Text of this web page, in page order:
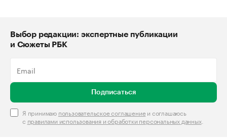
Выбор редакции: экспертные публикации
и Сюжеты РБК
Подписаться
Я принимаю пользовательское соглашениеи соглашаюсь
с правилами использования и обработки персональных данных.